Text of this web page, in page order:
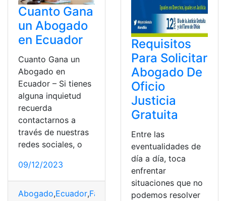
Cuanto Gana
un Abogado
en Ecuador
Cuanto Gana un
Abogado en
Ecuador – Si tienes
alguna inquietud
recuerda
contactarnos a
través de nuestras
redes sociales, o
09/12/2023
Abogado,Ecuador,Factores Ingresos,Sueldo
Requisitos
Para Solicitar
Abogado De
Oficio
Justicia
Gratuita
Entre las
eventualidades de
día a día, toca
enfrentar
situaciones que no
podemos resolver